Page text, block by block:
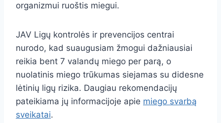
organizmui ruoštis miegui.
JAV Ligų kontrolės ir prevencijos centrai
nurodo, kad suaugusiam žmogui dažniausiai
reikia bent 7 valandų miego per parą, o
nuolatinis miego trūkumas siejamas su didesne
lėtinių ligų rizika. Daugiau rekomendacijų
pateikiama jų informacijoje apie miego svarbą
sveikatai.